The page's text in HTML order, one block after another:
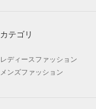
カテゴリ
レディースファッション
メンズファッション